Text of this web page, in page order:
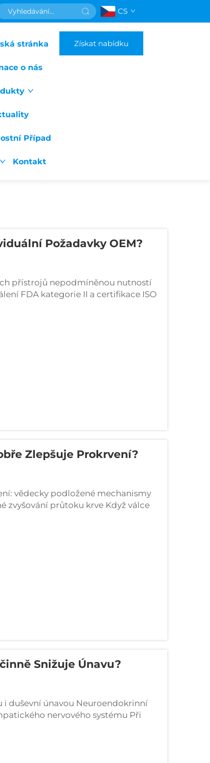
CS
stránka
o nás
Případ
Kontakt
Získat nabídku
Požadavky OEM?
přístrojů nepodmíněnou nutností
FDA kategorie II a certifikace ISO
masážních přístrojů. Získání
začátku je naprosto klíčové,
Zlepšuje Prokrvení?
vědecky podložené mechanismy
zvyšování průtoku krve Když válce
oxidu dusičitého, který
Snižuje Únavu?
i duševní únavou Neuroendokrinní
nervového systému Při
několik velmi zajímavých